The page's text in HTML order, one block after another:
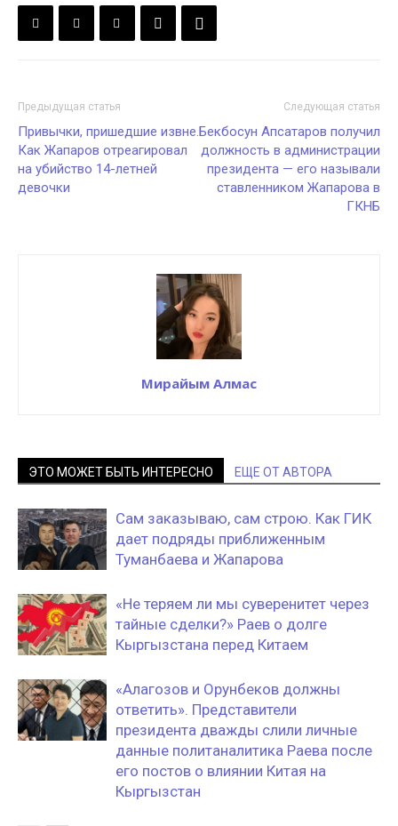
Предыдущая статья
Привычки, пришедшие извне.
Как Жапаров отреагировал
на убийство 14-летней
девочки
Следующая статья
Бекбосун Апсатаров получил
должность в администрации
президента — его называли
ставленником Жапарова в
ГКНБ
Мирайым Алмас
ЭТО МОЖЕТ БЫТЬ ИНТЕРЕСНО ЕЩЕ ОТ АВТОРА
Сам заказываю, сам строю. Как ГИК
дает подряды приближенным
Туманбаева и Жапарова
«Не теряем ли мы суверенитет через
тайные сделки?» Раев о долге
Кыргызстана перед Китаем
«Алагозов и Орунбеков должны
ответить». Представители
президента дважды слили личные
данные политаналитика Раева после
его постов о влиянии Китая на
Кыргызстан